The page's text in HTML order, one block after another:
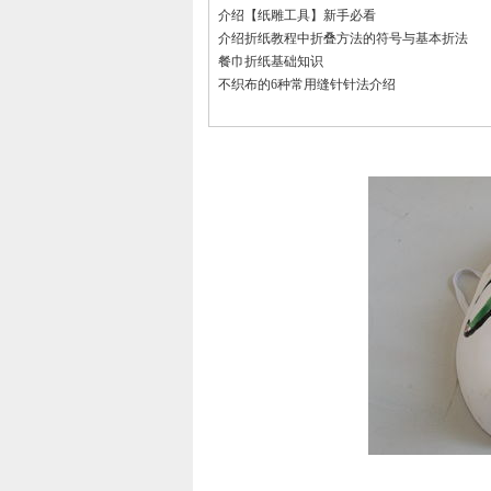
介绍【纸雕工具】新手必看
介绍折纸教程中折叠方法的符号与基本折法
餐巾折纸基础知识
不织布的6种常用缝针针法介绍